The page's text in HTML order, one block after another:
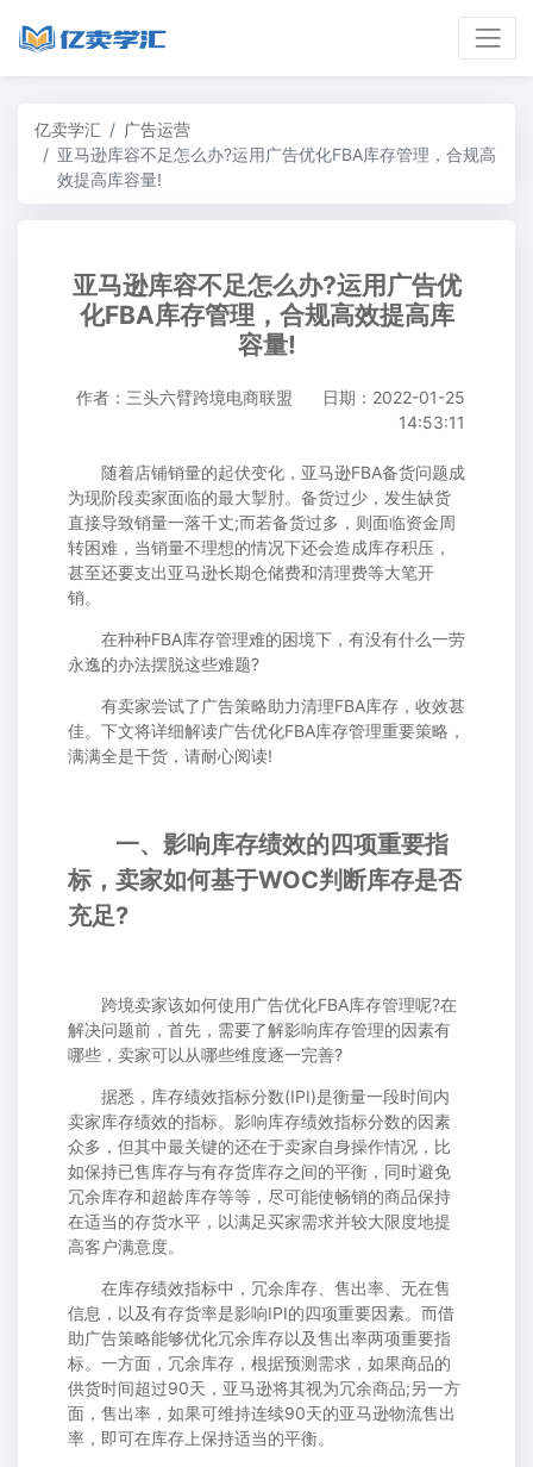
亿卖学汇
广告运营
亚马逊库容不足怎么办?运用广告优化FBA库存管理，合规高
效提高库容量!
亚马逊库容不足怎么办?运用广告优
化FBA库存管理，合规高效提高库
容量!
作者：三头六臂跨境电商联盟
日期：2022-01-25
14:53:11
随着店铺销量的起伏变化，亚马逊FBA备货问题成
为现阶段卖家面临的最大掣肘。备货过少，发生缺货
直接导致销量一落千丈;而若备货过多，则面临资金周
转困难，当销量不理想的情况下还会造成库存积压，
甚至还要支出亚马逊长期仓储费和清理费等大笔开
销。
在种种FBA库存管理难的困境下，有没有什么一劳
永逸的办法摆脱这些难题?
有卖家尝试了广告策略助力清理FBA库存，收效甚
佳。下文将详细解读广告优化FBA库存管理重要策略，
满满全是干货，请耐心阅读!
一、影响库存绩效的四项重要指
标，卖家如何基于WOC判断库存是否
充足?
跨境卖家该如何使用广告优化FBA库存管理呢?在
解决问题前，首先，需要了解影响库存管理的因素有
哪些，卖家可以从哪些维度逐一完善?
据悉，库存绩效指标分数(IPI)是衡量一段时间内
卖家库存绩效的指标。影响库存绩效指标分数的因素
众多，但其中最关键的还在于卖家自身操作情况，比
如保持已售库存与有存货库存之间的平衡，同时避免
冗余库存和超龄库存等等，尽可能使畅销的商品保持
在适当的存货水平，以满足买家需求并较大限度地提
高客户满意度。
在库存绩效指标中，冗余库存、售出率、无在售
信息，以及有存货率是影响IPI的四项重要因素。而借
助广告策略能够优化冗余库存以及售出率两项重要指
标。一方面，冗余库存，根据预测需求，如果商品的
供货时间超过90天，亚马逊将其视为冗余商品;另一方
面，售出率，如果可维持连续90天的亚马逊物流售出
率，即可在库存上保持适当的平衡。